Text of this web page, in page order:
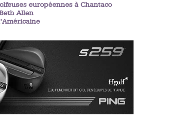
européennes à Chantaco
Allen